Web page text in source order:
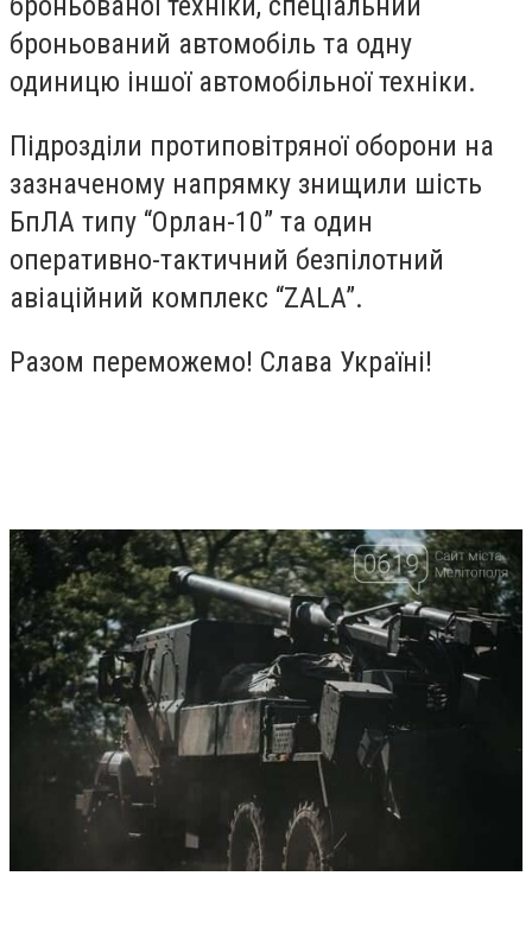
броньований автомобіль та одну
одиницю іншої автомобільної техніки.
Підрозділи протиповітряної оборони на
зазначеному напрямку знищили шість
БпЛА типу “Орлан-10” та один
оперативно-тактичний безпілотний
авіаційний комплекс “ZALA”.
Разом переможемо! Слава Україні!